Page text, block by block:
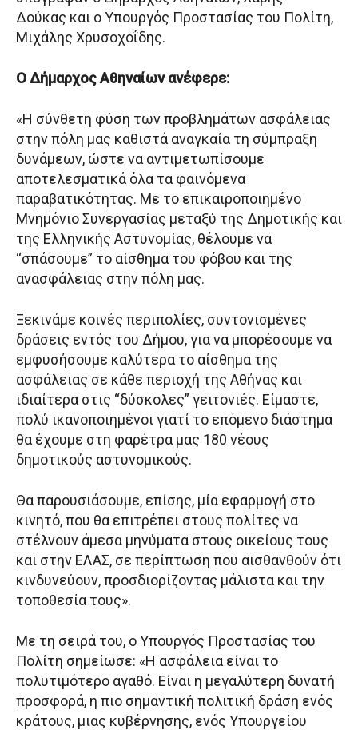
Δούκας και ο Υπουργός Προστασίας του Πολίτη,
Μιχάλης Χρυσοχοΐδης.
Ο Δήμαρχος Αθηναίων ανέφερε:
«Η σύνθετη φύση των προβλημάτων ασφάλειας
στην πόλη μας καθιστά αναγκαία τη σύμπραξη
δυνάμεων, ώστε να αντιμετωπίσουμε
αποτελεσματικά όλα τα φαινόμενα
παραβατικότητας. Με το επικαιροποιημένο
Μνημόνιο Συνεργασίας μεταξύ της Δημοτικής και
της Ελληνικής Αστυνομίας, θέλουμε να
“σπάσουμε” το αίσθημα του φόβου και της
ανασφάλειας στην πόλη μας.
Ξεκινάμε κοινές περιπολίες, συντονισμένες
δράσεις εντός του Δήμου, για να μπορέσουμε να
εμφυσήσουμε καλύτερα το αίσθημα της
ασφάλειας σε κάθε περιοχή της Αθήνας και
ιδιαίτερα στις “δύσκολες” γειτονιές. Είμαστε,
πολύ ικανοποιημένοι γιατί το επόμενο διάστημα
θα έχουμε στη φαρέτρα μας 180 νέους
δημοτικούς αστυνομικούς.
Θα παρουσιάσουμε, επίσης, μία εφαρμογή στο
κινητό, που θα επιτρέπει στους πολίτες να
στέλνουν άμεσα μηνύματα στους οικείους τους
και στην ΕΛΑΣ, σε περίπτωση που αισθανθούν ότι
κινδυνεύουν, προσδιορίζοντας μάλιστα και την
τοποθεσία τους».
Με τη σειρά του, ο Υπουργός Προστασίας του
Πολίτη σημείωσε: «Η ασφάλεια είναι το
πολυτιμότερο αγαθό. Είναι η μεγαλύτερη δυνατή
προσφορά, η πιο σημαντική πολιτική δράση ενός
κράτους, μιας κυβέρνησης, ενός Υπουργείου